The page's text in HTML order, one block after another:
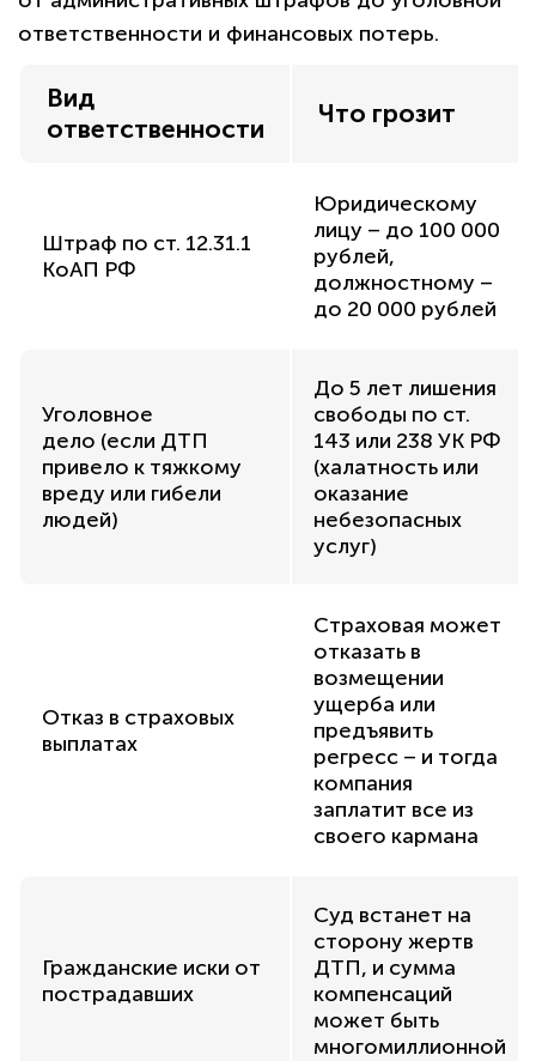
ответственности и финансовых потерь.
Вид
ответственности
Что грозит
Штраф по ст. 12.31.1
КоАП РФ
Юридическому
лицу – до 100 000
рублей,
должностному –
до 20 000 рублей
Уголовное
дело (если ДТП
привело к тяжкому
вреду или гибели
людей)
До 5 лет лишения
свободы по ст.
143 или 238 УК РФ
(халатность или
оказание
небезопасных
услуг)
Отказ в страховых
выплатах
Страховая может
отказать в
возмещении
ущерба или
предъявить
регресс – и тогда
компания
заплатит все из
своего кармана
Гражданские иски от
пострадавших
Суд встанет на
сторону жертв
ДТП, и сумма
компенсаций
может быть
многомиллионной